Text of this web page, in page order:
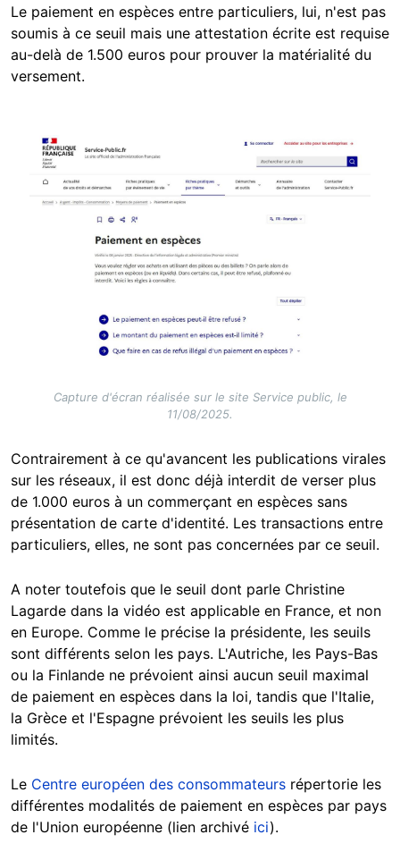
Le paiement en espèces entre particuliers, lui, n'est pas
soumis à ce seuil mais une attestation écrite est requise
au-delà de 1.500 euros pour prouver la matérialité du
versement.
Image
Capture d'écran réalisée sur le site Service public, le
11/08/2025.
Contrairement à ce qu'avancent les publications virales
sur les réseaux, il est donc déjà interdit de verser plus
de 1.000 euros à un commerçant en espèces sans
présentation de carte d'identité. Les transactions entre
particuliers, elles, ne sont pas concernées par ce seuil.
A noter toutefois que le seuil dont parle Christine
Lagarde dans la vidéo est applicable en France, et non
en Europe. Comme le précise la présidente, les seuils
sont différents selon les pays. L'Autriche, les Pays-Bas
ou la Finlande ne prévoient ainsi aucun seuil maximal
de paiement en espèces dans la loi, tandis que l'Italie,
la Grèce et l'Espagne prévoient les seuils les plus
limités.
Le Centre européen des consommateurs répertorie les
différentes modalités de paiement en espèces par pays
de l'Union européenne (lien archivé ici).